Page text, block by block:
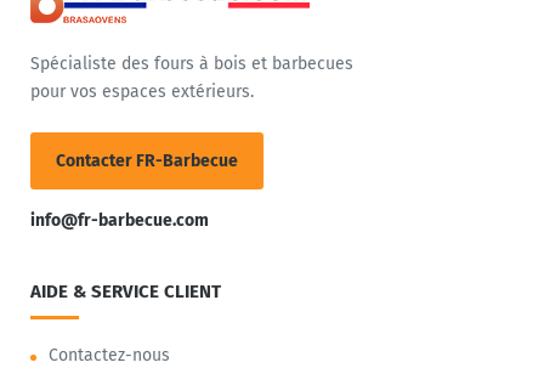
Spécialiste des fours à bois et barbecues
pour vos espaces extérieurs.
Contacter FR-Barbecue
info@fr-barbecue.com
AIDE & SERVICE CLIENT
Contactez-nous